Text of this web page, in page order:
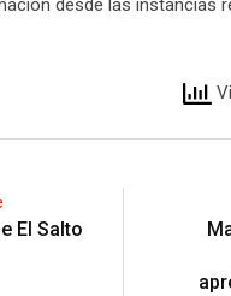
El Salto